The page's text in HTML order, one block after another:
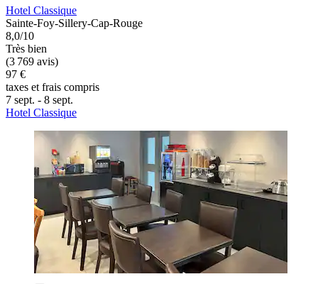
Hotel Classique
Sainte-Foy-Sillery-Cap-Rouge
8,0/10
Très bien
(3 769 avis)
97 €
taxes et frais compris
7 sept. - 8 sept.
Hotel Classique